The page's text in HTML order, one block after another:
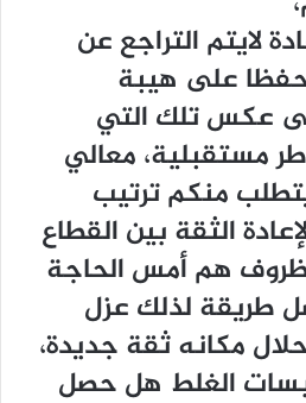
لايتم التراجع عن
حفظا على هيبة
عكس تلك التي
مستقبلية، معالي
منكم ترتيب
الثقة بين القطاع
هم أمس الحاجة
طريقة لذلك عزل
مكانه ثقة جديدة،
الغلط هل حصل